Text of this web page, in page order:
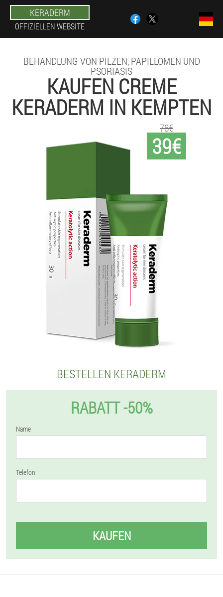
KERADERM
OFFIZIELLEN WEBSITE
BEHANDLUNG VON PILZEN, PAPILLOMEN UND
PSORIASIS
KAUFEN CREME
KERADERM IN KEMPTEN
39€
78€
BESTELLEN KERADERM
RABATT -50%
Name
Telefon
KAUFEN